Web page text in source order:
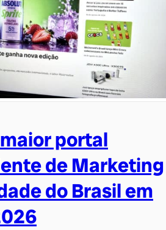
portal
de Marketing
do Brasil em